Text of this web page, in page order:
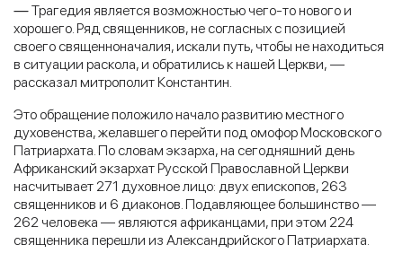
—Трагедия является возможностью чего-то нового и
хорошего. Ряд священников, не согласных с позицией
своего священноначалия, искали путь, чтобы не находиться
в ситуации раскола, и обратились к нашей Церкви, —
рассказал митрополит Константин.
Это обращение положило начало развитию местного
духовенства, желавшего перейти под омофор Московского
Патриархата. По словам экзарха, на сегодняшний день
Африканский экзархат Русской Православной Церкви
насчитывает 271 духовное лицо: двух епископов, 263
священников и 6 диаконов. Подавляющее большинство —
262 человека — являются африканцами, при этом 224
священника перешли из Александрийского Патриархата.